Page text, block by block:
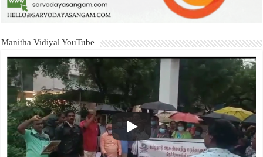
Manitha Vidiyal YouTube